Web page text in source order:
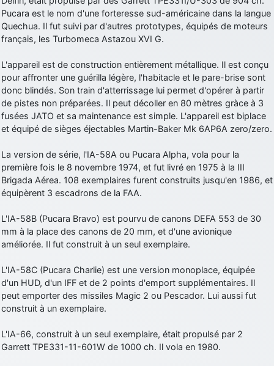
jericho: Bonne année et tous mes meilleurs voeux à tous pour
2026 !
little boy
jericho: Merci D9pouces, à mon tour de souhaiter un Joyeux Noël
et de bonnes fêtes de fin d'année.
d9pouces: Joyeux Noël à tous !
d9pouces: mais tu peux tenter l'un des rares lycées militaires
d9pouces: C'est plutôt après le lycée, voire après une prépa
scientifique, tu as donc encore un peu de temps devant toi
yaellerigolow
: bonjour a tous je suis un élève de première
passionnée par l'aviation militaire , pourrais je savoir que faire après
d9pouces: lesquels, par exemple ?
mahmoud : bonsoir, très instructif ce site .mais nous aimerions avoir
d9pouces: Ça me casse quand même bien les pieds, j’avoue
jericho: Pour moi tout est à nouveau OK dirait-on… Merci à toi.
au passage !
d9pouces: j'ai trouvé un palliatif un peu violent, mais ça devrait aller
Pucara est le nom d'une forteresse sud-américaine dans la langue
Quechua. Il fut suivi par d'autres prototypes, équipés de moteurs
français, les Turbomeca Astazou XVI G.
L'appareil est de construction entièrement métallique. Il est conçu
pour affronter une guérilla légère, l'habitacle et le pare-brise sont
donc blindés. Son train d'atterrissage lui permet d'opérer à partir
de pistes non préparées. Il peut décoller en 80 mètres gràce à 3
fusées JATO et sa maintenance est simple. L'appareil est biplace
et équipé de sièges éjectables Martin-Baker Mk 6AP6A zero/zero.
La version de série, l'IA-58A ou Pucara Alpha, vola pour la
première fois le 8 novembre 1974, et fut livré en 1975 à la III
Brigada Aérea. 108 exemplaires furent construits jusqu'en 1986, et
équipèrent 3 escadrons de la FAA.
L'IA-58B (Pucara Bravo) est pourvu de canons DEFA 553 de 30
mm à la place des canons de 20 mm, et d'une avionique
améliorée. Il fut construit à un seul exemplaire.
L'IA-58C (Pucara Charlie) est une version monoplace, équipée
d'un HUD, d'un IFF et de 2 points d'emport supplémentaires. Il
peut emporter des missiles Magic 2 ou Pescador. Lui aussi fut
construit à un exemplaire.
L'IA-66, construit à un seul exemplaire, était propulsé par 2
Garrett TPE331-11-601W de 1000 ch. Il vola en 1980.